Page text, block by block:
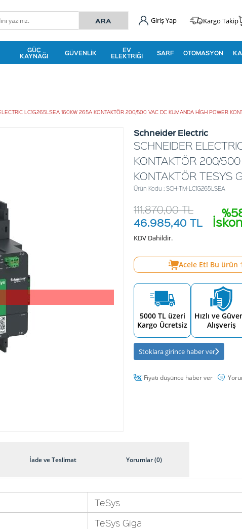
Giriş Yap Kargo Takip
GÜÇ
KAYNAĞI GÜVENLIK EV
ELEKTRIĞI SARF OTOMASYON
LC1G265LSEA 160KW 265A KONTAKTÖR 200/500 VAC DC KUMANDA HİGH POWER
Schneider Electric
SCHNEIDER
KONTAKTÖR 200/
KONTAKTÖR TESYS
Ürün Kodu : SCH-TM-LC1G265LSEA
111.870,00TL
46.985,40 TL
KDV Dahildir.
Acele Et! Bu ürün
5000 TL üzeri
Kargo Ücretsiz
Hızlı ve
Alışveriş
Stoklara girince haber ver
Fiyatı düşünce haber ver
İade ve Teslimat Yorumlar (0)
TeSys
TeSys Giga